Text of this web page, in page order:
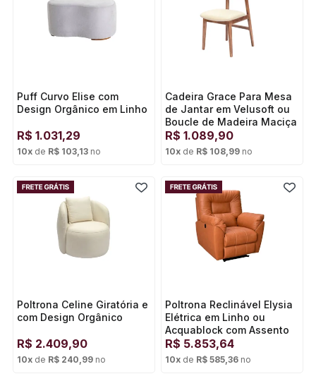
Puff Curvo Elise com
Design Orgânico em Linho
R$ 1.031,29
10x de R$ 103,13 no
Cadeira Grace Para Mesa
de Jantar em Velusoft ou
Boucle de Madeira Maciça
Encosto Moderno e Curvo
e Assento Estofado
R$ 1.089,90
10x de R$ 108,99 no
Poltrona Celine Giratória e
com Design Orgânico
R$ 2.409,90
10x de R$ 240,99 no
Poltrona Reclinável Elysia
Elétrica em Linho ou
Acquablock com Assento
de Molas Ensacadas
R$ 5.853,64
10x de R$ 585,36 no